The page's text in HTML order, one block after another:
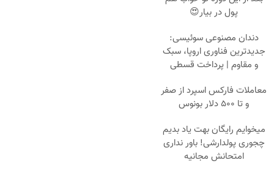
پول در بیار😍
دندان مصنوعی سوئیسی:
جدیدترین فناوری اروپا، سبک
و مقاوم | پرداخت قسطی
معاملات فارکس اسپرد از صفر
و تا ۵۰۰ دلار بونوس
میخوایم رایگان بهت یاد بدیم
چجوری پولدارشی! باور نداری
امتحانش مجانیه